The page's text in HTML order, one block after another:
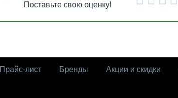
Поставьте свою оценку!
Прайс-лист Бренды Акции и скидки